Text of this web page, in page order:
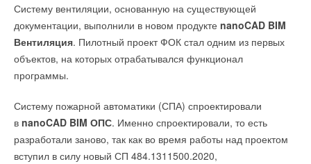
Систему вентиляции, основанную на существующей
документации, выполнили в новом продукте nanoCAD BIM
Вентиляция. Пилотный проект ФОК стал одним из первых
объектов, на которых отрабатывался функционал
программы.
Систему пожарной автоматики (СПА) спроектировали
в nanoCAD BIM ОПС. Именно спроектировали, то есть
разработали заново, так как во время работы над проектом
вступил в силу новый СП 484.1311500.2020,